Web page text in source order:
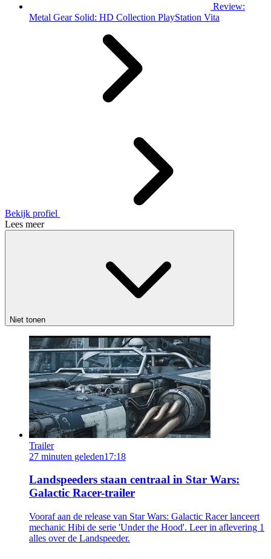
Review:
Metal Gear Solid: HD Collection PlayStation Vita
Bekijk profiel
Lees meer
Niet tonen
Trailer
27 minuten geleden17:18
Landspeeders staan centraal in Star Wars:
Galactic Racer-trailer
Vooraf aan de release van Star Wars: Galactic Racer lanceert
mechanic Hibi de serie 'Under the Hood'. Leer in aflevering 1
alles over de Landspeeder.